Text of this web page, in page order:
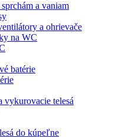
a vaniam
a ohrievače
na WC
batérie
vykurovacie telesá
do kúpeľne